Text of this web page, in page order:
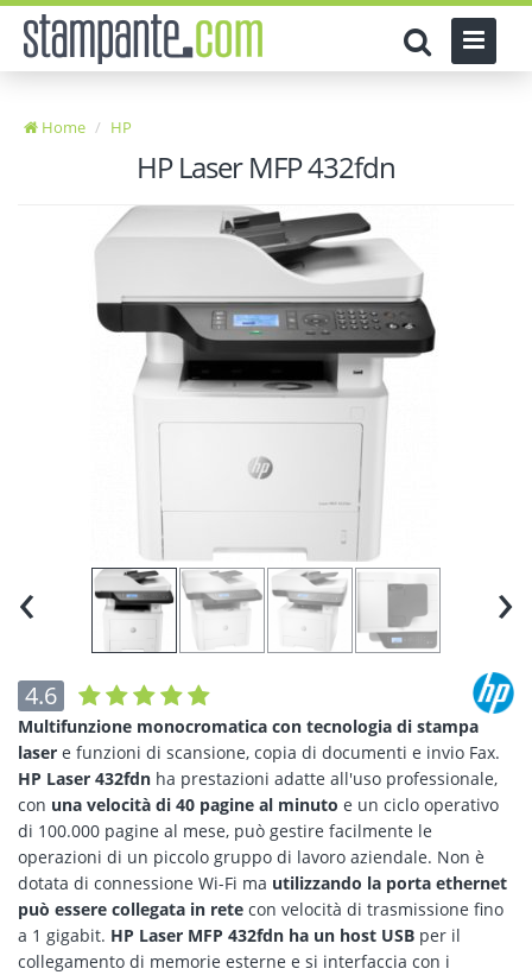
Home HP
HP Laser MFP 432fdn
‹ ›
4.6
Multifunzione monocromatica con tecnologia di stampa
laser e funzioni di scansione, copia di documenti e invio Fax.
HP Laser 432fdn ha prestazioni adatte all'uso professionale,
con una velocità di 40 pagine al minuto e un ciclo operativo
di 100.000 pagine al mese, può gestire facilmente le
operazioni di un piccolo gruppo di lavoro aziendale. Non è
dotata di connessione Wi-Fi ma utilizzando la porta ethernet
può essere collegata in rete con velocità di trasmissione fino
a 1 gigabit. HP Laser MFP 432fdn ha un host USB per il
collegamento di memorie esterne e si interfaccia con i